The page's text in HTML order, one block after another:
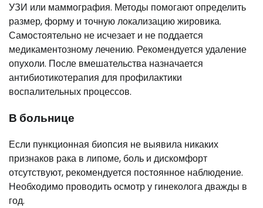
УЗИ или маммография. Методы помогают определить
размер, форму и точную локализацию жировика.
Самостоятельно не исчезает и не поддается
медикаментозному лечению. Рекомендуется удаление
опухоли. После вмешательства назначается
антибиотикотерапия для профилактики
воспалительных процессов.
В больнице
Если пункционная биопсия не выявила никаких
признаков рака в липоме, боль и дискомфорт
отсутствуют, рекомендуется постоянное наблюдение.
Необходимо проводить осмотр у гинеколога дважды в
год.